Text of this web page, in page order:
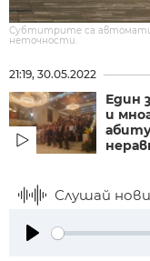
Субтитрите са
неточности.
21:19, 30.05.2022
Един
и
Слушай